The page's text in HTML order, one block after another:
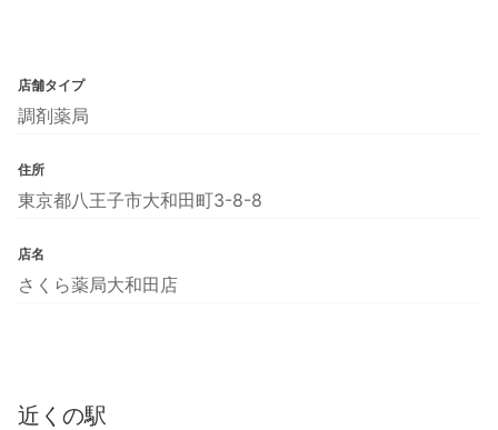
店舗タイプ
調剤薬局
住所
東京都八王子市大和田町3-8-8
店名
さくら薬局大和田店
近くの駅